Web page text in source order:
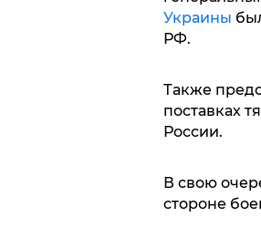
Украины
РФ.
Также
поставках
России.
В свою
стороне